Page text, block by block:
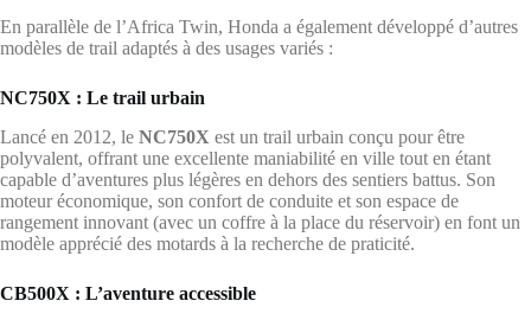
En parallèle de l’Africa Twin, Honda a également développé d’autres
modèles de trail adaptés à des usages variés :
NC750X : Le trail urbain
Lancé en 2012, le NC750X est un trail urbain conçu pour être
polyvalent, offrant une excellente maniabilité en ville tout en étant
capable d’aventures plus légères en dehors des sentiers battus. Son
moteur économique, son confort de conduite et son espace de
rangement innovant (avec un coffre à la place du réservoir) en font un
modèle apprécié des motards à la recherche de praticité.
CB500X : L’aventure accessible